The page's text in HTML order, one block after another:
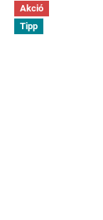
Akció
Tipp